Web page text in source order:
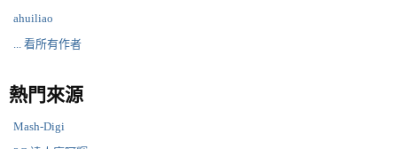
ahuiliao
... 看所有作者
熱門來源
Mash-Digi